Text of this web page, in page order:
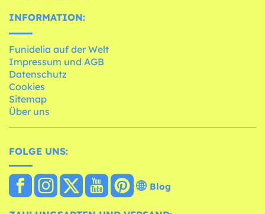
INFORMATION:
Funidelia auf der Welt
Impressum und AGB
Datenschutz
Cookies
Sitemap
Über uns
FOLGE UNS:
Blog